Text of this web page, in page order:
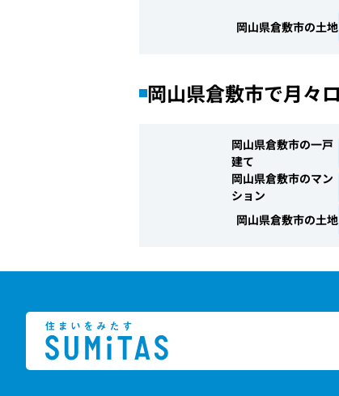
岡山県倉敷市の土地
岡山県倉敷市で月々
岡山県倉敷市の一戸
建て
岡山県倉敷市のマン
ション
岡山県倉敷市の土地